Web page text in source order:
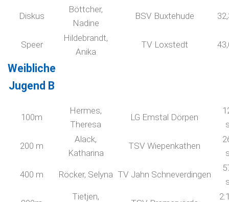
Diskus
Böttcher,
Nadine
BSV Buxtehude
Speer
Hildebrandt,
Anika
TV Loxstedt
Weibliche
Jugend B
100m
Hermes,
Theresa
LG Emstal Dörpen
200 m
Alack,
Katharina
TSV Wiepenkathen
400 m Röcker, Selyna TV Jahn Schneverdingen
Tietjen,